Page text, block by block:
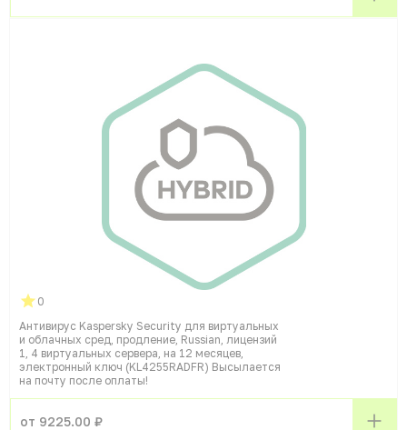
0
Антивирус Kaspersky Security для виртуальных
и облачных сред, продление, Russian, лицензий
1, 4 виртуальных сервера, на 12 месяцев,
электронный ключ (KL4255RADFR) Высылается
на почту после оплаты!
от 9225.00 ₽